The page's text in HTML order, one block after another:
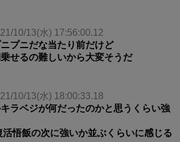
10/13(水) 17:56:00.12
プニだな当たり前だけど
せるの難しいから大変そうだ
10/13(水) 18:00:33.18
ラベジが何だったのかと思うくらい強
悟飯の次に強いか並ぶくらいに感じる